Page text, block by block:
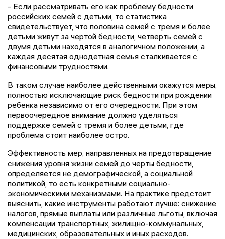
- Если рассматривать его как проблему бедности
российских семей с детьми, то статистика
свидетельствует, что половина семей с тремя и более
детьми живут за чертой бедности, четверть семей с
двумя детьми находятся в аналогичном положении, а
каждая десятая однодетная семья сталкивается с
финансовыми трудностями.
В таком случае наиболее действенными окажутся меры,
полностью исключающие риск бедности при рождении
ребенка независимо от его очередности. При этом
первоочередное внимание должно уделяться
поддержке семей с тремя и более детьми, где
проблема стоит наиболее остро.
Эффективность мер, направленных на предотвращение
снижения уровня жизни семей до черты бедности,
определяется не демографической, а социальной
политикой, то есть конкретными социально-
экономическими механизмами. На практике предстоит
выяснить, какие инструменты работают лучше: снижение
налогов, прямые выплаты или различные льготы, включая
компенсации транспортных, жилищно-коммунальных,
медицинских, образовательных и иных расходов.